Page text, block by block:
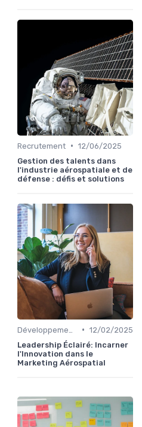
Recrutement • 12/06/2025
Gestion des talents dans
l'industrie aérospatiale et de
défense : défis et solutions
• 12/02/2025
Leadership Éclairé: Incarner
l'Innovation dans le
Marketing Aérospatial